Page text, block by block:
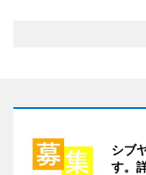
シブ
す。